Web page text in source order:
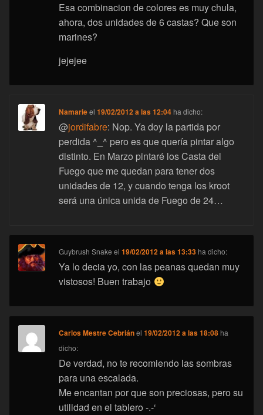
Esa combinacion de colores es muy chula,
ahora, dos unidades de 6 castas? Que son
marines?
jejejee
Namarieel19/02/2012 a las 12:04 ha dicho:
@jordifabre: Nop. Ya doy la partida por
perdida ^_^ pero es que quería pintar algo
distinto. En Marzo pintaré los Casta del
Fuego que me quedan para tener dos
unidades de 12, y cuando tenga los kroot
será una única unida de Fuego de 24…
Guybrush Snake el19/02/2012 a las 13:33 ha dicho:
Ya lo decia yo, con las peanas quedan muy
vistosos! Buen trabajo
Carlos Mestre Cebriánel19/02/2012 a las 18:08 ha
dicho:
De verdad, no te recomiendo las sombras
para una escalada.
Me encantan por que son preciosas, pero su
utilidad en el tablero -.-‘